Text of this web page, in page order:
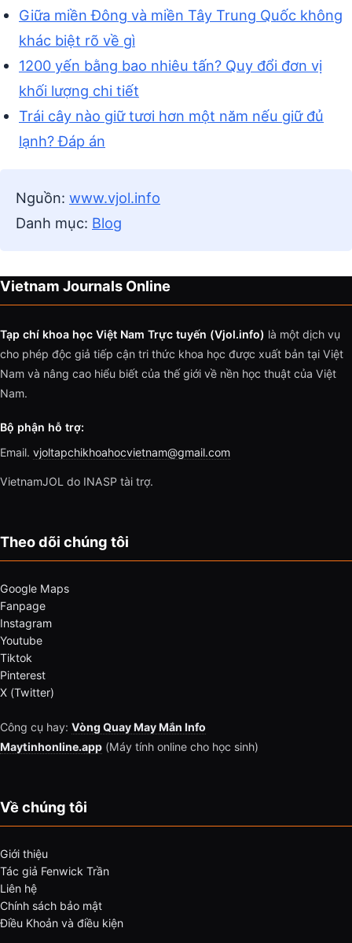
Giữa miền Đông và miền Tây Trung Quốc không
khác biệt rõ về gì
1200 yến bằng bao nhiêu tấn? Quy đổi đơn vị
khối lượng chi tiết
Trái cây nào giữ tươi hơn một năm nếu giữ đủ
lạnh? Đáp án
Nguồn: www.vjol.info
Danh mục: Blog
Vietnam Journals Online
Tạp chí khoa học Việt Nam Trực tuyến (Vjol.info) là một dịch vụ
cho phép độc giả tiếp cận tri thức khoa học được xuất bản tại Việt
Nam và nâng cao hiểu biết của thế giới về nền học thuật của Việt
Nam.
Bộ phận hỗ trợ:
Email. vjoltapchikhoahocvietnam@gmail.com
VietnamJOL do INASP tài trợ.
Theo dõi chúng tôi
Google Maps
Fanpage
Instagram
Youtube
Tiktok
Pinterest
X (Twitter)
Công cụ hay: Vòng Quay May Mắn Info
Maytinhonline.app (Máy tính online cho học sinh)
Về chúng tôi
Giới thiệu
Tác giả Fenwick Trần
Liên hệ
Chính sách bảo mật
Điều Khoản và điều kiện